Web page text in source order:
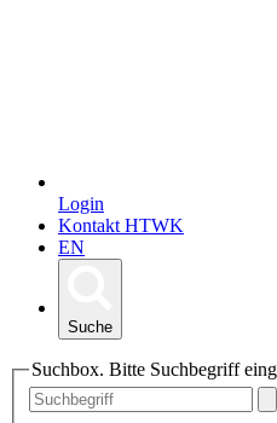
Login
Kontakt HTWK
EN
Suche
Suchbox. Bitte Suchbegriff